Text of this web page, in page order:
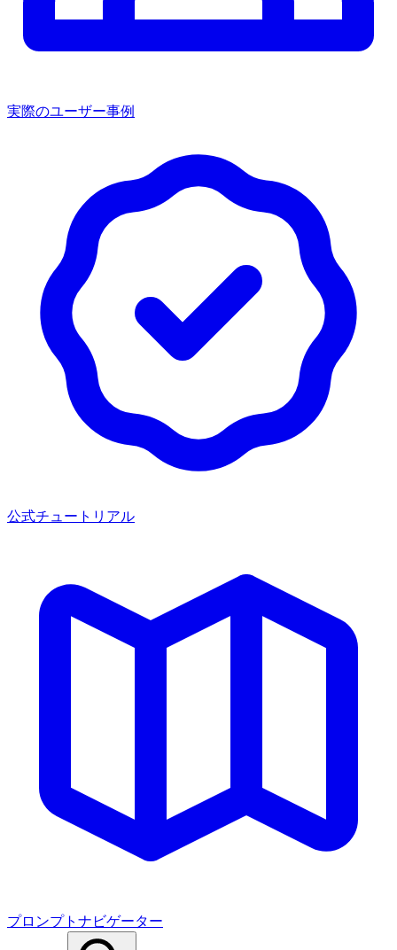
実際のユーザー事例
公式チュートリアル
プロンプトナビゲーター